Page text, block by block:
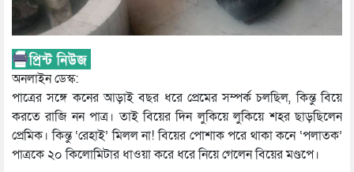
অনলাইন ডেস্ক:
পাত্রের সঙ্গে কনের আড়াই বছর ধরে প্রেমের সম্পর্ক চলছিল, কিন্তু বিয়ে
করতে রাজি নন পাত্র। তাই বিয়ের দিন লুকিয়ে লুকিয়ে শহর ছাড়ছিলেন
প্রেমিক। কিন্তু ‘রেহাই’ মিলল না! বিয়ের পোশাক পরে থাকা কনে ‘পলাতক’
পাত্রকে ২০ কিলোমিটার ধাওয়া করে ধরে নিয়ে গেলেন বিয়ের মণ্ডপে।